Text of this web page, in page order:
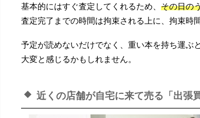
基本的にはすぐ査定してくれるため、 その日の
査定完了までの時間は拘束される上に、拘束時
予定が読めないだけでなく、重い本を持ち運ぶ
大変と感じるかもしれません。
近くの店舗が自宅に来て売る「出張